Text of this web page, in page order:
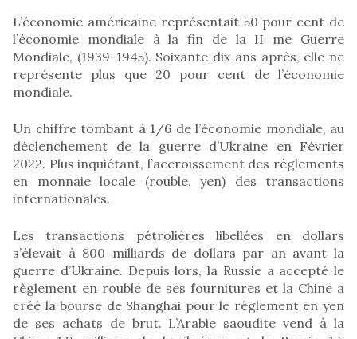
L’économie américaine représentait 50 pour cent de
l’économie mondiale à la fin de la II me Guerre
Mondiale, (1939-1945). Soixante dix ans après, elle ne
représente plus que 20 pour cent de l’économie
mondiale.
Un chiffre tombant à 1/6 de l’économie mondiale, au
déclenchement de la guerre d’Ukraine en Février
2022. Plus inquiétant, l’accroissement des règlements
en monnaie locale (rouble, yen) des transactions
internationales.
Les transactions pétrolières libellées en dollars
s’élevait à 800 milliards de dollars par an avant la
guerre d’Ukraine. Depuis lors, la Russie a accepté le
règlement en rouble de ses fournitures et la Chine a
créé la bourse de Shanghai pour le règlement en yen
de ses achats de brut. L’Arabie saoudite vend à la